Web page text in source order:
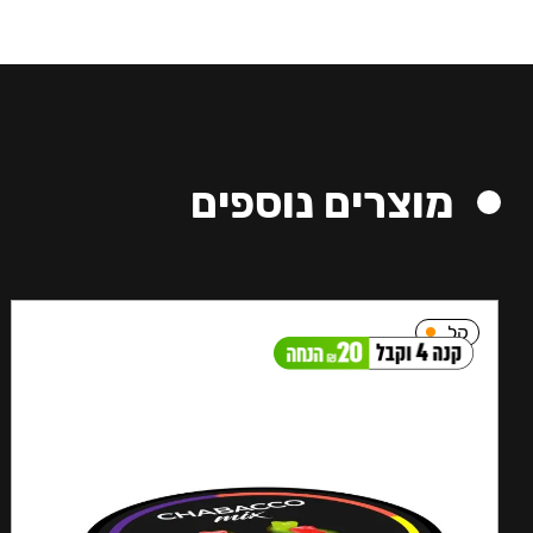
מוצרים נוספים
קל